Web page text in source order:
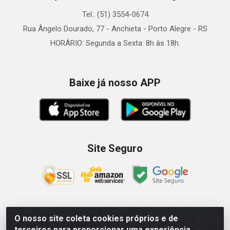
O nosso site coleta cookies próprios e de
Tel.: (51) 3554-0674
Rua Ângelo Dourado, 77 - Anchieta - Porto Alegre - RS
HORÁRIO: Segunda a Sexta: 8h às 18h.
Baixe já nosso APP
Site Seguro
Zein Importação e Comércio LTDA - Av. Senador Queiróz, 274